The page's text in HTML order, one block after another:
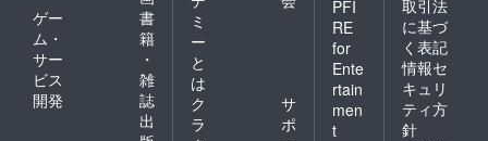
ゲー
ム・
サー
ビス
開発
書
籍
・
雑
誌
出
ミ
ー
と
は
ク
ラ
サ
ポ
PFI
RE
for
Ente
rtain
men
t
取引法
に基づ
く表記
情報セ
キュリ
ティ方
針